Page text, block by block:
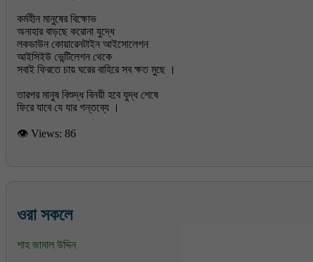
কর্মহীন মানুষের বিক্ষোভ
অনাহার বাড়ছে করোনা যুদ্ধে
লকডাউন কোয়ারেনটাইন আইসোলেশন
আইসিইউ ভেন্টিলেশন থেকে
সবাই ফিরতে চায় ঘরের বাহিরে সব ক্ষত মুছে ।
তারপর মানুষ বিশুদ্ধ বিনয়ী হবে যুদ্ধ শেষে
👁 Views: 86
ওরা সকলে
শাহ জামাল উদ্দিন